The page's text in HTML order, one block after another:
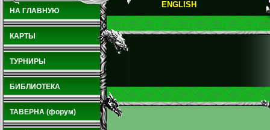
НА ГЛАВНУЮ
КАРТЫ
ТУРНИРЫ
БИБЛИОТЕКА
ТАВЕРНА (форум)
ENGLISH